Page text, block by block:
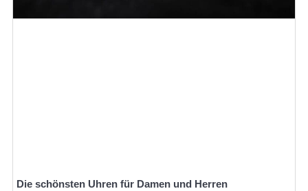
Die schönsten Uhren für Damen und Herren